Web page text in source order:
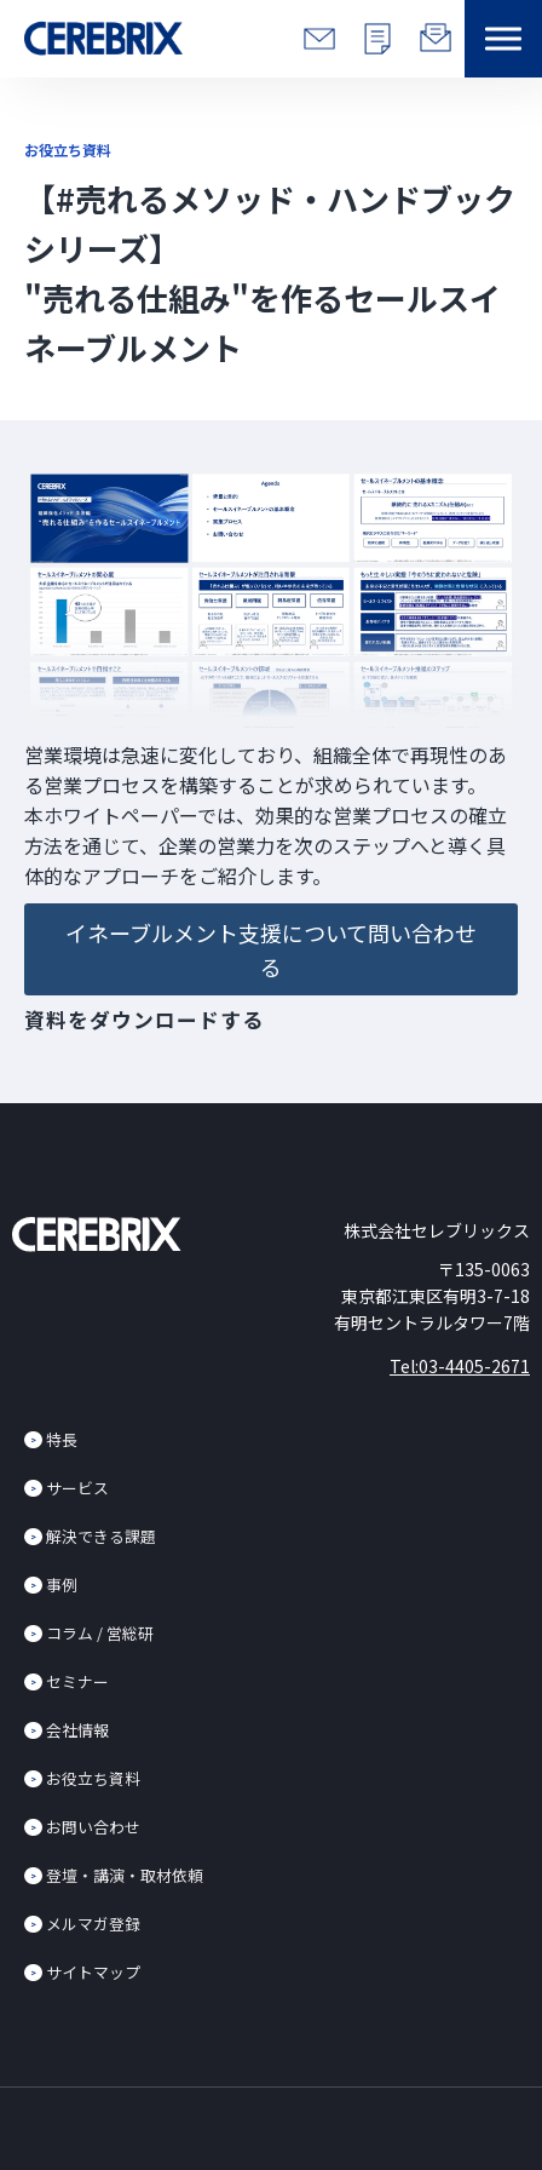
解決できる課題
サービス
事例
会社情報
お役立ち資料
お役立ち資料
【#売れるメソッド・ハンドブック
シリーズ】
"売れる仕組み"を作るセールスイ
ネーブルメント
営業環境は急速に変化しており、組織全体で再現性のあ
る営業プロセスを構築することが求められています。
本ホワイトペーパーでは、効果的な営業プロセスの確立
方法を通じて、企業の営業力を次のステップへと導く具
体的なアプローチをご紹介します。
イネーブルメント支援について問い合わせ
る
資料をダウンロードする
株式会社セレブリックス
〒135-0063
東京都江東区有明3-7-18
有明セントラルタワー7階
Tel:03-4405-2671
特長
サービス
解決できる課題
事例
コラム / 営総研
セミナー
会社情報
お役立ち資料
お問い合わせ
登壇・講演・取材依頼
メルマガ登録
サイトマップ